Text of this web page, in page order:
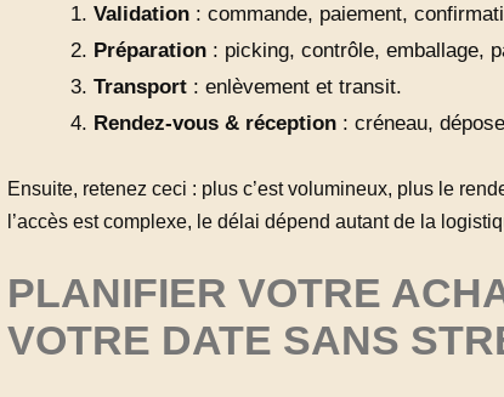
Validation: commande, paiement,
Préparation: picking, contrôle, emballage,
Transport: enlèvement et transit.
Rendez-vous & réception: créneau,
Ensuite, retenez ceci : plus c’est volumineux, plus le
l’accès est complexe, le délai dépend autant de la
PLANIFIER VOTRE
VOTRE DATE SANS